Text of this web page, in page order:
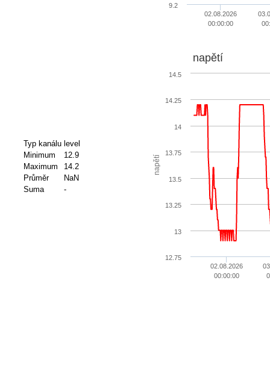
02.08.2026
00:00:00
9.2
Typ kanálu level
Minimum
12.9
Maximum
14.2
Průměr
NaN
Suma
-
napětí
napětí
02.08.2026
00:00:00
12.75
13
13.25
13.5
13.75
14
14.25
14.5